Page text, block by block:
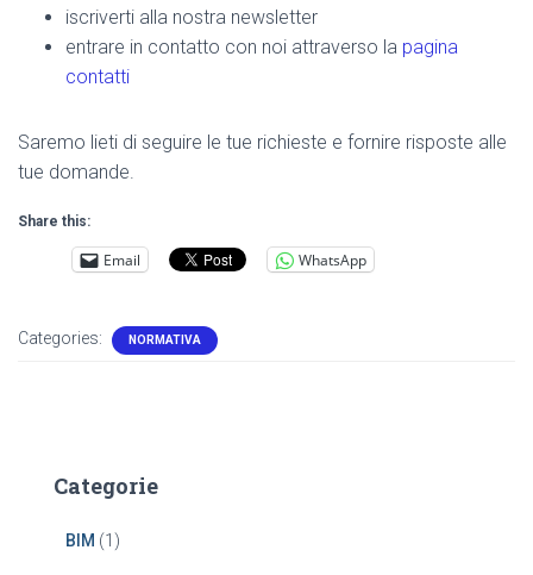
iscriverti alla nostra newsletter
entrare in contatto con noi attraverso la pagina
contatti
Saremo lieti di seguire le tue richieste e fornire risposte alle
tue domande.
Share this:
Email WhatsApp
Categories: NORMATIVA
Categorie
BIM (1)